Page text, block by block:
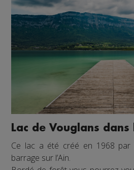
Lac de Vouglans dans
Ce lac a été créé en 1968 par
barrage sur l’Ain.